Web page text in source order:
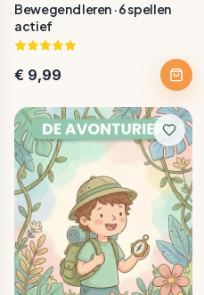
Bewegend leren · 6 spellen
actief
€ 9,99